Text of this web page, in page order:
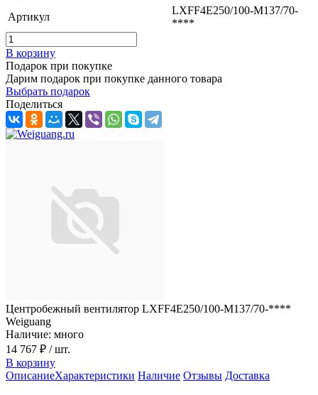
Артикул
LXFF4E250/100-M137/70-
****
В корзину
Подарок при покупке
Дарим подарок при покупке данного товара
Выбрать подарок
Поделиться
Центробежный вентилятор LXFF4E250/100-M137/70-****
Weiguang
Наличие: много
14 767 ₽ / шт.
В корзину
ОписаниеХарактеристики Наличие Отзывы Доставка